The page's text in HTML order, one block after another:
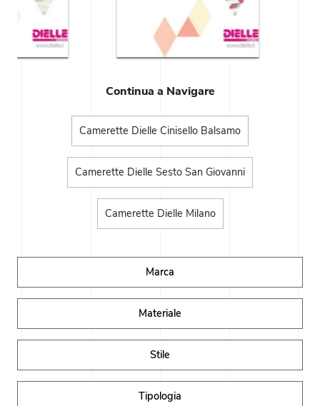
Continua a Navigare
Camerette Dielle Cinisello Balsamo
Camerette Dielle Sesto San Giovanni
Camerette Dielle Milano
Marca
Materiale
Stile
Tipologia